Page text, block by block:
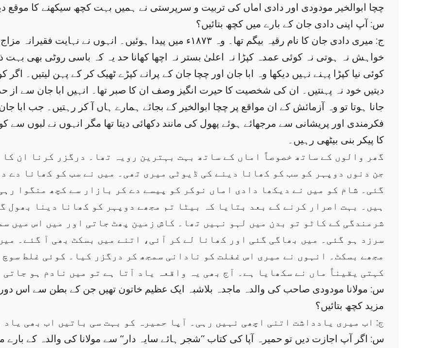
چچا ابوالخیر مودودی اور دادی اماں کی تربیت و سرپرستی نے ہمیں بہت کچھ سیکھنے کا موقع
س: آپ اپنی دادی جان کے بارے میں کچھ بتائیں؟
ج: میری دادی جان کا نام رقیہ بیگم تھا۔ وہ ۱۸۷۳ء میں پیدا ہوئیں۔
خواہش نہ ہوتی نہ کوئی عمدہ کپڑا نہ اعلیٰ بستر نہ اچھا کھانا حد یہ کہ باسی روٹی بھی
کوئی نیا کپڑا پہنے نہیں دیکھا وہ ابا جان اور چچا جان کے پرانے کپڑے ٹھیک کر کے پہن لیتیں۔
دیتیں خود نہ پہنتیں۔ ان کی شخصیت کا حیرت انگیز وصف ان کا صبر تھا۔ انہیں ابا جان سے از
جانا ہوتا تو وہ آزمائش کے ان مواقع پر چچا ابوالخیر کے بجائے ہمارے ہاں آ کر رہتیں۔ جب
فکرمندی اور پریشانی سے مرجھائے ہوئے پھول کی مانند دکھائی دیتا تھا مگر انہوں نے لبوں
کا پیکر بنی بیٹھی رہیں۔
گھر والوں کے ساتھ خصوصاً اماں کے ساتھ بہت بہترین رویہ تھا۔ درگزر کرنا ان
جن دنوں دوپہر کو سب کو کھانا دینے کی ڈیوٹی میری تھی۔ میں نے سب کو کھانا دے
گئی۔ شام کو میں نے دیکھا دادی اماں نوکر کو پیسے دے کر بازار سے کچھ منگوا
ہیں۔ بہت اصرار کرنے کے بعد بتایا کہ بیٹا تم مجھے دوپہر کو کھانا دینا بھول
شرمندگی کے کاٹو تو بدن میں لہو نہیں تھا۔ کاش زمین پھٹ جاتی اور میں اس میں
سرزد ہو گئی۔ میں بھاگی گئی اور کھانا لے کر آئی، اتنے میں بسکٹ بھی آ گئے۔
مجھے بسکٹ۔ انہوں نے میری اس غفلت کو نادانی سمجھ کر درگزر کیا۔ کوئی غلط
کہتی یقیناً ماں نے سکھایا ہے۔ آج بھی یہ واقعہ یاد آتا ہے تو میں نادم ہو جاتی
س: مولانا مودودی صاحب کی والدہ ماجدہ بلاشبہ ایک عظیم خاتون تھیں جن کے بطن سے اس
مزید کچھ بتائیں؟
ج: اب میری یادداشت اتنی اچھی نہیں رہی۔ آپا حمیرہ کو بہت سی باتیں اب بھی یاد
س: اگر آپ اجازت دیں تو حمیرہ آپا کی کتاب ’’شجر ہائے سایہ دار‘‘ سے مولانا کی والدہ کے بارے